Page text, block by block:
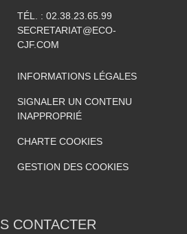
TÉL. : 02.38.23.65.99
SECRETARIAT@ECO-
CJF.COM
INFORMATIONS LÉGALES
SIGNALER UN CONTENU
INAPPROPRIÉ
CHARTE COOKIES
GESTION DES COOKIES
CONTACTER